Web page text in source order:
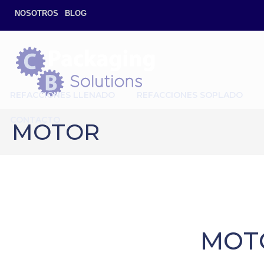
NOSOTROS BLOG
REFACCIONES LLENADO
MOTOR